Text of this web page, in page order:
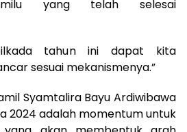
yang telah selesai
tahun ini dapat kita
sesuai mekanismenya.”
Syamtalira Bayu Ardiwibawa
2024 adalah momentum untuk